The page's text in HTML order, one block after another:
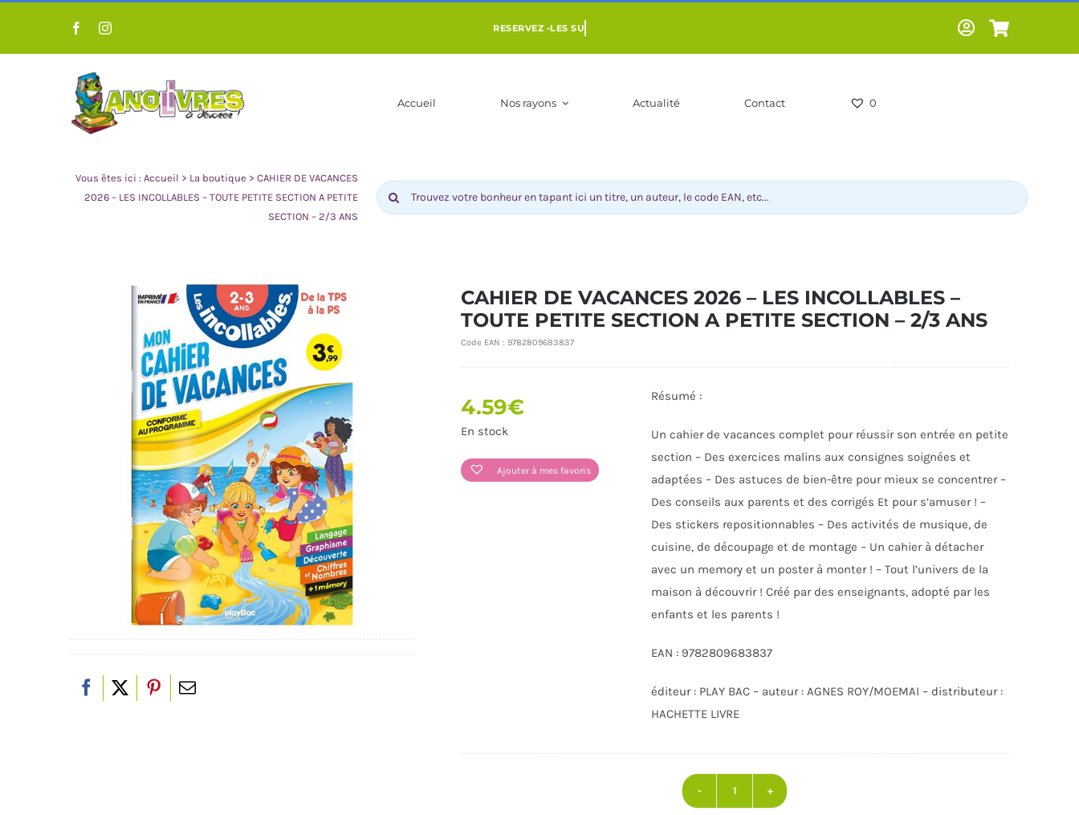
contenu
Accueil Nos rayons
LIVRES POUR ENFANT 0 À 3
ANS
LIVRES POUR ADOS DÈS 9 ANS
BD-MANGAS-HUMOUR-
LIVRES SCOLAIRES -
PAPETERIE JEUX/JOUETS LIVRES VIE PRATIQUE LIVRES ET JEUX DE LA CARAÏBE
Actualité Contact 0
Vous êtes ici : Accueil > La boutique > CAHIER DE VACANCES
2026 – LES INCOLLABLES – TOUTE PETITE SECTION A PETITE
SECTION – 2/3 ANS
Rechercher:
CAHIER DE VACANCES 2026 – LES INCOLLABLES –
TOUTE PETITE SECTION A PETITE SECTION – 2/3 ANS
Code EAN : 9782809683837
4.59€
En stock
Ajouter à mes favoris
Résumé :
Un cahier de vacances complet pour réussir son entrée en petite
section – Des exercices malins aux consignes soignées et
adaptées – Des astuces de bien-être pour mieux se concentrer –
Des conseils aux parents et des corrigés Et pour s’amuser ! –
Des stickers repositionnables – Des activités de musique, de
cuisine, de découpage et de montage – Un cahier à détacher
avec un memory et un poster à monter ! – Tout l’univers de la
maison à découvrir ! Créé par des enseignants, adopté par les
enfants et les parents !
EAN : 9782809683837
éditeur : PLAY BAC – auteur : AGNES ROY/MOEMAI – distributeur :
HACHETTE LIVRE